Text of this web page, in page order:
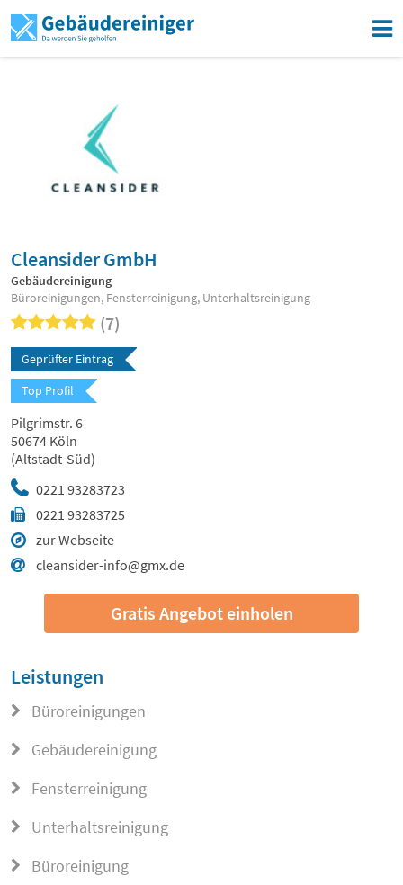
Cleansider GmbH
Gebäudereinigung
Büroreinigungen, Fensterreinigung, Unterhaltsreinigung
(7)
Geprüfter Eintrag
Top Profil
0221 93283723
0221 93283725
zur Webseite
cleansider-info@gmx.de
Pilgrimstr. 6
50674 Köln
(Altstadt-Süd)
Gratis Angebot einholen
Leistungen
Büroreinigungen
Gebäudereinigung
Fensterreinigung
Unterhaltsreinigung
Büroreinigung